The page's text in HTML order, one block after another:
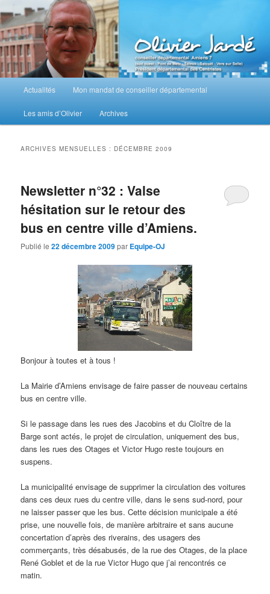
au
contenu
principal
au
contenu
secondaire
u
Actualités Mon mandat de conseiller départemental
Les amis d’Olivier Archives
ARCHIVES MENSUELLES : DÉCEMBRE 2009
Newsletter n°32 : Valse
hésitation sur le retour des
bus en centre ville d’Amiens.
Publié le22 décembre 2009par Equipe-OJ
Bonjour à toutes et à tous !
La Mairie d’Amiens envisage de faire passer de nouveau certains
bus en centre ville.
Si le passage dans les rues des Jacobins et du Cloître de la
Barge sont actés, le projet de circulation, uniquement des bus,
dans les rues des Otages et Victor Hugo reste toujours en
suspens.
La municipalité envisage de supprimer la circulation des voitures
dans ces deux rues du centre ville, dans le sens sud-nord, pour
ne laisser passer que les bus. Cette décision municipale a été
prise, une nouvelle fois, de manière arbitraire et sans aucune
concertation d’après des riverains, des usagers des
commerçants, très désabusés, de la rue des Otages, de la place
René Goblet et de la rue Victor Hugo que j’ai rencontrés ce
matin.